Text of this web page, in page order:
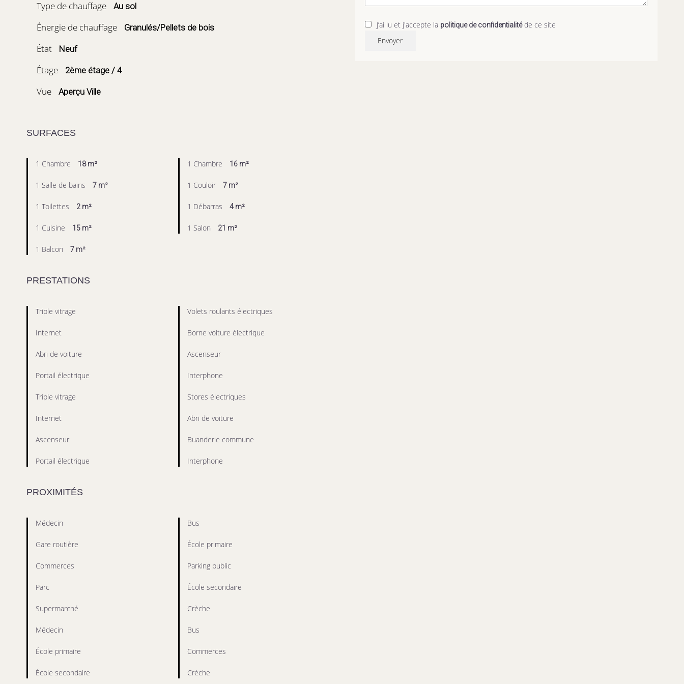
Type de chauffage Au sol
Énergie de chauffage Granulés/Pellets de bois
État Neuf
Étage 2ème étage / 4
Vue Aperçu Ville
SURFACES
1 Chambre 18 m² 1 Chambre 16 m²
1 Salle de bains 7 m² 1 Couloir 7 m²
1 Toilettes 2 m² 1 Débarras 4 m²
1 Cuisine 15 m² 1 Salon 21 m²
1 Balcon 7 m²
PRESTATIONS
Triple vitrage Volets roulants électriques
Internet Borne voiture électrique
Abri de voiture Ascenseur
Portail électrique Interphone
Triple vitrage Stores électriques
Internet Abri de voiture
Ascenseur Buanderie commune
Portail électrique Interphone
PROXIMITÉS
Médecin Bus
Gare routière École primaire
Commerces Parking public
Parc École secondaire
Supermarché Crèche
Médecin Bus
École primaire Commerces
École secondaire Crèche
J’ai lu et j'accepte la politique de confidentialitéde ce site
Envoyer